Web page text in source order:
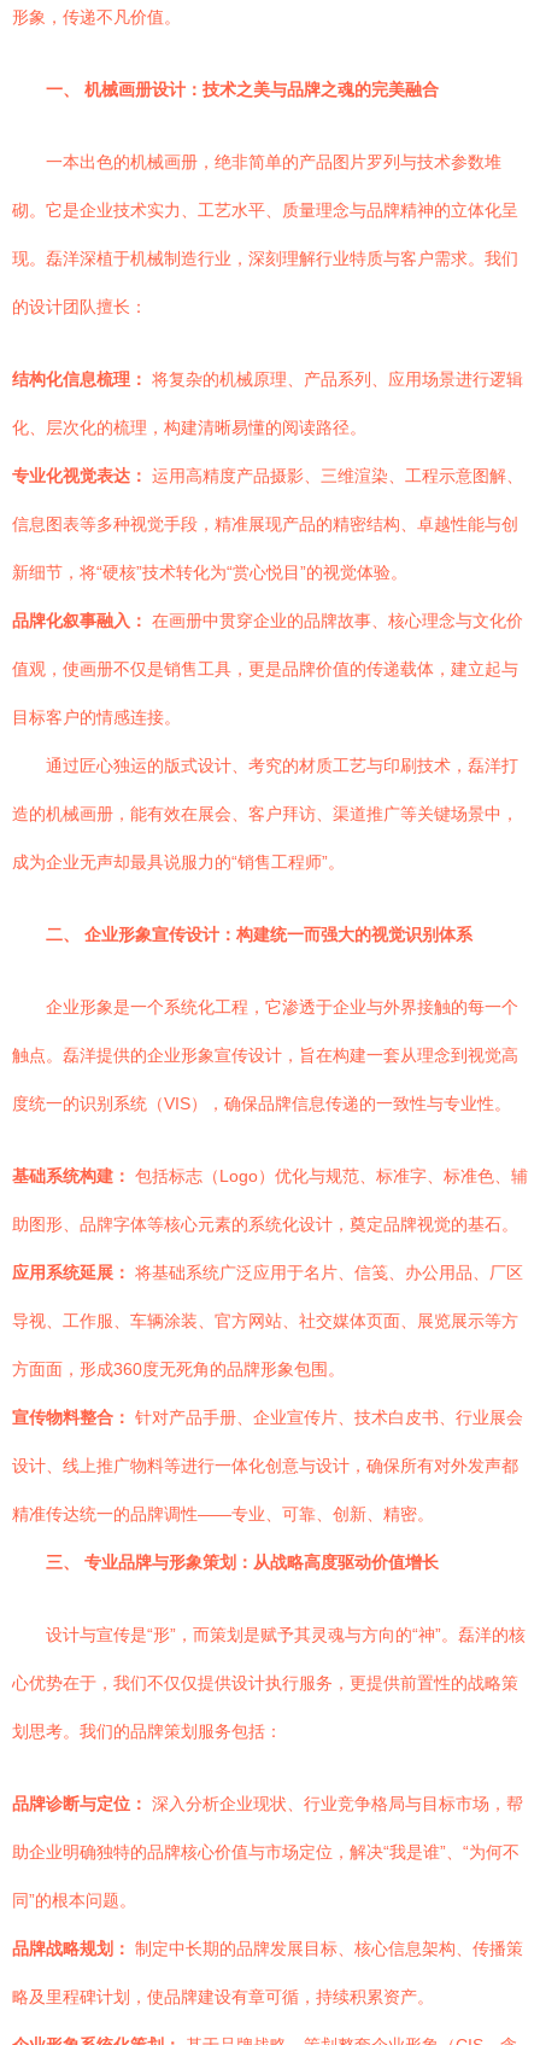
形象，传递不凡价值。
一、 机械画册设计：技术之美与品牌之魂的完美融合
一本出色的机械画册，绝非简单的产品图片罗列与技术参数堆
砌。它是企业技术实力、工艺水平、质量理念与品牌精神的立体化呈
现。磊洋深植于机械制造行业，深刻理解行业特质与客户需求。我们
的设计团队擅长：
结构化信息梳理： 将复杂的机械原理、产品系列、应用场景进行逻辑
化、层次化的梳理，构建清晰易懂的阅读路径。
专业化视觉表达： 运用高精度产品摄影、三维渲染、工程示意图解、
信息图表等多种视觉手段，精准展现产品的精密结构、卓越性能与创
新细节，将“硬核”技术转化为“赏心悦目”的视觉体验。
品牌化叙事融入： 在画册中贯穿企业的品牌故事、核心理念与文化价
值观，使画册不仅是销售工具，更是品牌价值的传递载体，建立起与
目标客户的情感连接。
通过匠心独运的版式设计、考究的材质工艺与印刷技术，磊洋打
造的机械画册，能有效在展会、客户拜访、渠道推广等关键场景中，
成为企业无声却最具说服力的“销售工程师”。
二、 企业形象宣传设计：构建统一而强大的视觉识别体系
企业形象是一个系统化工程，它渗透于企业与外界接触的每一个
触点。磊洋提供的企业形象宣传设计，旨在构建一套从理念到视觉高
度统一的识别系统（VIS），确保品牌信息传递的一致性与专业性。
基础系统构建： 包括标志（Logo）优化与规范、标准字、标准色、辅
助图形、品牌字体等核心元素的系统化设计，奠定品牌视觉的基石。
应用系统延展： 将基础系统广泛应用于名片、信笺、办公用品、厂区
导视、工作服、车辆涂装、官方网站、社交媒体页面、展览展示等方
方面面，形成360度无死角的品牌形象包围。
宣传物料整合： 针对产品手册、企业宣传片、技术白皮书、行业展会
设计、线上推广物料等进行一体化创意与设计，确保所有对外发声都
精准传达统一的品牌调性——专业、可靠、创新、精密。
三、 专业品牌与形象策划：从战略高度驱动价值增长
设计与宣传是“形”，而策划是赋予其灵魂与方向的“神”。磊洋的核
心优势在于，我们不仅仅提供设计执行服务，更提供前置性的战略策
划思考。我们的品牌策划服务包括：
品牌诊断与定位： 深入分析企业现状、行业竞争格局与目标市场，帮
助企业明确独特的品牌核心价值与市场定位，解决“我是谁”、“为何不
同”的根本问题。
品牌战略规划： 制定中长期的品牌发展目标、核心信息架构、传播策
略及里程碑计划，使品牌建设有章可循，持续积累资产。